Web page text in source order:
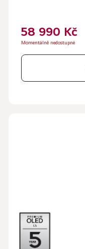
5
hvězdiček.
58 990 Kč
Momentálně nedostupné